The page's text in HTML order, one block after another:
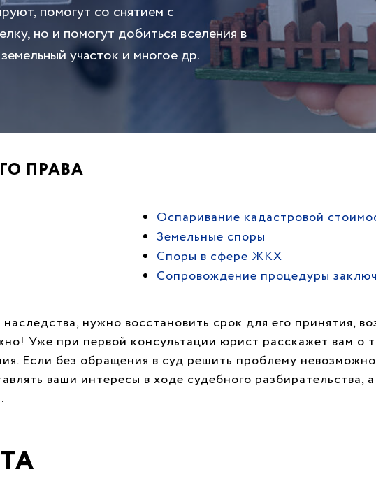
помогут со снятием с
но и помогут добиться вселения в
участок и многое др.
ПРАВА
Оспаривание кадастровой
Земельные споры
Споры в сфере ЖКХ
Cопровождение процедуры
нужно восстановить срок для его принятия,
Уже при первой консультации юрист расскажет вам о
Если без обращения в суд решить проблему
ваши интересы в ходе судебного разбирательства,